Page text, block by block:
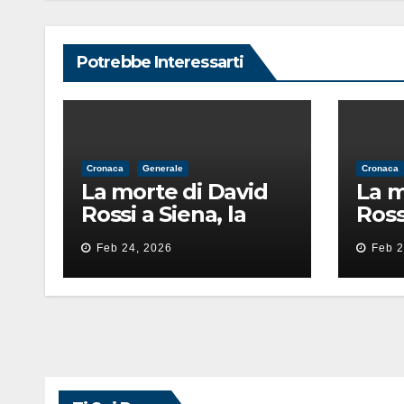
Potrebbe Interessarti
Cronaca Generale
La morte di David
Rossi a Siena, la
perizia lancia la
pista di
un’intimidazione
finita male
Feb 24, 2026
Cronaca
La
Feb